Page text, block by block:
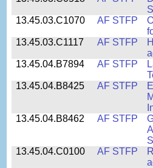
13.45.03.C1070
AF STFP
13.45.03.C1117
AF STFP
13.45.04.B7894
AF STFP
13.45.04.B8425
AF STFP
13.45.04.B8462
AF STFP
13.45.04.C0100
AF STFP